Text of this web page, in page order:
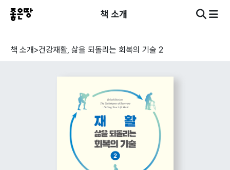
책 소개
책 소개>건강재활, 삶을 되돌리는 회복의 기술 2